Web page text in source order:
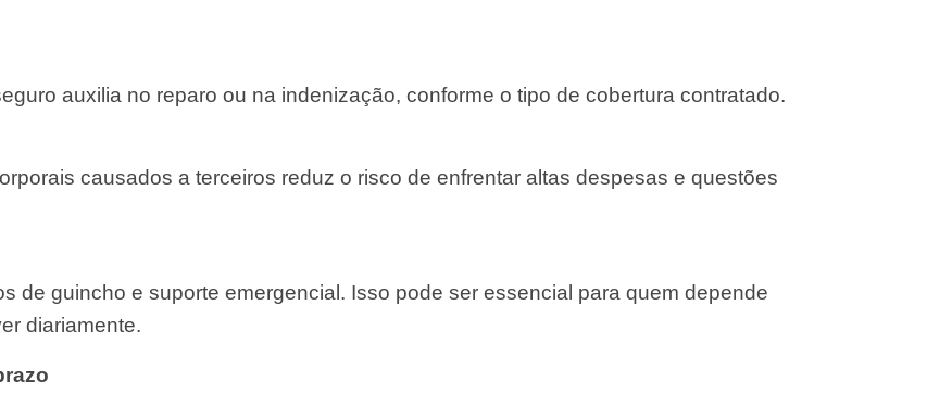
auxilia no reparo ou na indenização, conforme o tipo de cobertura contratado.
causados a terceiros reduz o risco de enfrentar altas despesas e questões
de guincho e suporte emergencial. Isso pode ser essencial para quem depende
diariamente.